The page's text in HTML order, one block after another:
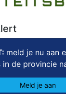
meld je nu aan
in de provincie
Meld je aan